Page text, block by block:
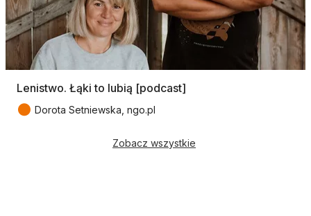
Lenistwo. Łąki to lubią [podcast]
● Dorota Setniewska, ngo.pl
Zobacz wszystkie